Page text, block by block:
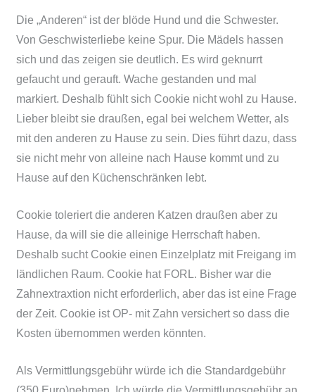
Die „Anderen“ ist der blöde Hund und die Schwester.
Von Geschwisterliebe keine Spur. Die Mädels hassen
sich und das zeigen sie deutlich. Es wird geknurrt
gefaucht und gerauft. Wache gestanden und mal
markiert. Deshalb fühlt sich Cookie nicht wohl zu Hause.
Lieber bleibt sie draußen, egal bei welchem Wetter, als
mit den anderen zu Hause zu sein. Dies führt dazu, dass
sie nicht mehr von alleine nach Hause kommt und zu
Hause auf den Küchenschränken lebt.
Cookie toleriert die anderen Katzen draußen aber zu
Hause, da will sie die alleinige Herrschaft haben.
Deshalb sucht Cookie einen Einzelplatz mit Freigang im
ländlichen Raum. Cookie hat FORL. Bisher war die
Zahnextraxtion nicht erforderlich, aber das ist eine Frage
der Zeit. Cookie ist OP- mit Zahn versichert so dass die
Kosten übernommen werden könnten.
Als Vermittlungsgebühr würde ich die Standardgebühr